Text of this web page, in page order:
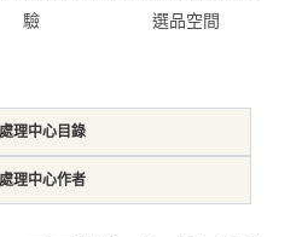
理中心目錄
理中心作者